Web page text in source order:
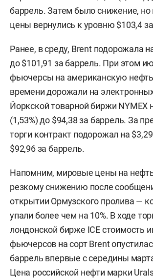
баррель. Затем было снижение, но
цены вернулись к уровню $103,4
Ранее, в среду, Brent подорожала
до $101,91 за баррель. При этом
фьючерсы на американскую
времени дорожали на
Йоркской товарной биржи NYMEX
(1,53%) до $94,38 за баррель. За
торги контракт подорожал на
$92,96 за баррель.
Напомним, мировые цены на
резкому снижению после
открытии Ормузского пролива —
упали более чем на 10%. В ходе
лондонской бирже ICE стоимость
фьючерсов на сорт Brent
баррель впервые с середины
Цена российской нефти марки